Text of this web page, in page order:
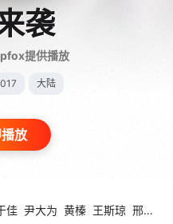
袭
提供播放
大陆
放
佳 尹大为 黄榛 王斯琼 邢硕